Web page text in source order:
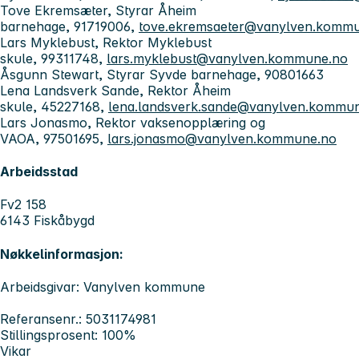
Tove Ekremsæter, Styrar Åheim
barnehage, 91719006,
Lars Myklebust, Rektor Myklebust
skule, 99311748, lars.myklebust@vanylven.kommune.no
Åsgunn Stewart, Styrar Syvde barnehage, 90801663
Lena Landsverk Sande, Rektor Åheim
skule, 45227168,
Lars Jonasmo, Rektor vaksenopplæring og
VAOA, 97501695, lars.jonasmo@vanylven.kommune.no
Arbeidsstad
Fv2 158
6143 Fiskåbygd
Nøkkelinformasjon:
Arbeidsgivar: Vanylven kommune
Referansenr.: 5031174981
Stillingsprosent: 100%
Vikar